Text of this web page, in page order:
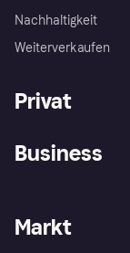
Nachhaltigkeit
Weiterverkaufen
Privat
Shops entdecken
Business
Händlerportal
Markt